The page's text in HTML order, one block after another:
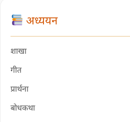
अध्ययन
शाखा
गीत
प्रार्थना
बोधकथा